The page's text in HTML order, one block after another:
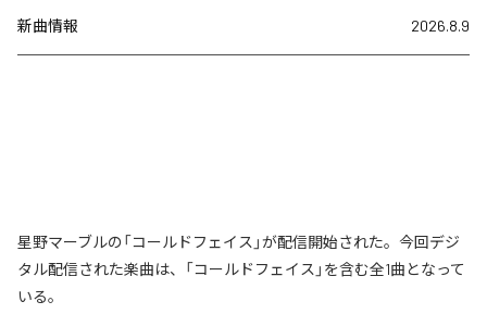
新曲情報 2026.8.9
星野マーブルの「コールドフェイス」が配信開始された。今回デジ
タル配信された楽曲は、「コールドフェイス」を含む全1曲となって
いる。